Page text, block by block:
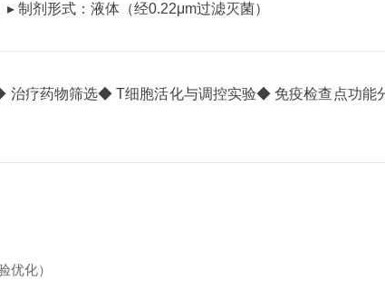
▸ 制剂形式：液体（经0.22μm过滤灭菌）
治疗药物筛选◆ T细胞活化与调控实验◆ 免疫检查点功能
优化）